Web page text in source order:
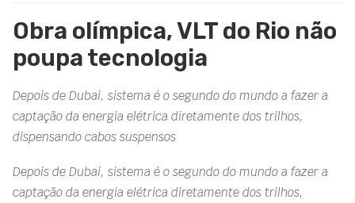
Obra olímpica, VLT do Rio não
poupa tecnologia
Depois de Dubai, sistema é o segundo do mundo a fazer a
captação da energia elétrica diretamente dos trilhos,
dispensando cabos suspensos
Depois de Dubai, sistema é o segundo do mundo a fazer a
captação da energia elétrica diretamente dos trilhos,